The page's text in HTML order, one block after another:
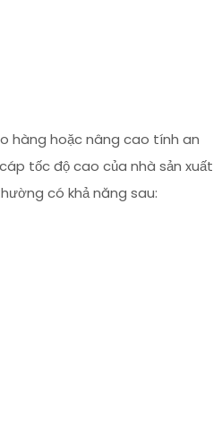
hàng hoặc nâng cao tính an
tốc độ cao của nhà sản xuất
có khả năng sau: